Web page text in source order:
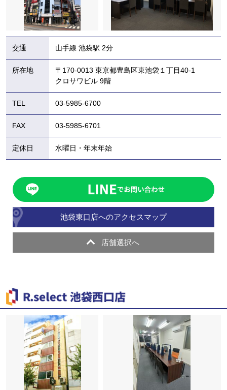
交通 山手線 池袋駅 2分
所在地
〒170-0013 東京都豊島区東池袋１丁目40-1
クロサワビル 9階
TEL 03-5985-6700
FAX 03-5985-6701
定休日 水曜日・年末年始
池袋東口店へのアクセスマップ
店舗選択へ